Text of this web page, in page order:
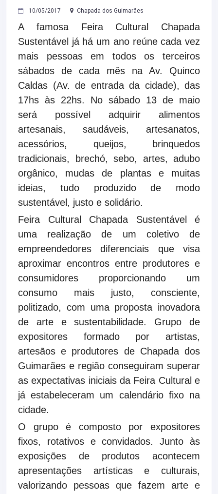
10/05/2017 Chapada dos Guimarães
A famosa Feira Cultural Chapada
Sustentável já há um ano reúne cada vez
mais pessoas em todos os terceiros
sábados de cada mês na Av. Quinco
Caldas (Av. de entrada da cidade), das
17hs às 22hs. No sábado 13 de maio
será possível adquirir alimentos
artesanais, saudáveis, artesanatos,
acessórios, queijos, brinquedos
tradicionais, brechó, sebo, artes, adubo
orgânico, mudas de plantas e muitas
ideias, tudo produzido de modo
sustentável, justo e solidário.
Feira Cultural Chapada Sustentável é
uma realização de um coletivo de
empreendedores diferenciais que visa
aproximar encontros entre produtores e
consumidores proporcionando um
consumo mais justo, consciente,
politizado, com uma proposta inovadora
de arte e sustentabilidade. Grupo de
expositores formado por artistas,
artesãos e produtores de Chapada dos
Guimarães e região conseguiram superar
as expectativas iniciais da Feira Cultural e
já estabeleceram um calendário fixo na
cidade.
O grupo é composto por expositores
fixos, rotativos e convidados. Junto às
exposições de produtos acontecem
apresentações artísticas e culturais,
valorizando pessoas que fazem arte e